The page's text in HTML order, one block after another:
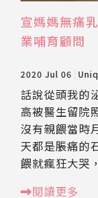
宣媽媽無痛
業哺育顧問
2020 Jul 06
話說從頭我的
高被醫生留院
沒有親餵當時
天都是脹痛的
餵就瘋狂大哭
閱讀更多